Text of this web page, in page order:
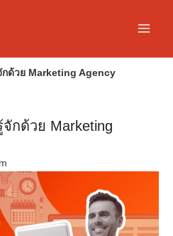
ด้วย Marketing Agency
กด้วย Marketing